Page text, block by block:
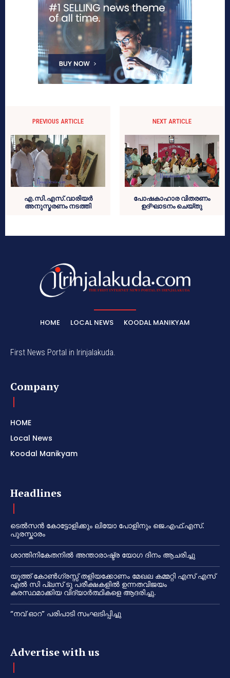
PREVIOUS ARTICLE
എ.സി.എസ്.വാരിയര്‍
അനുസ്മരണം നടത്തി
NEXT ARTICLE
പോഷകാഹാര വിതരണം
ഉദ്ഘാടനം ചെയ്തു
HOME LOCAL NEWS KOODAL MANIKYAM
First News Portal in Irinjalakuda.
Company
HOME
Local News
Koodal Manikyam
Headlines
ടെൽസൻ കോട്ടോളിക്കും ലിയോ പോളിനും ജെ.എഫ്.എസ്.
പുരസ്കാരം
ശാന്തിനികേതനിൽ അന്താരാഷ്ട്ര യോഗ ദിനം ആചരിച്ചു
യൂത്ത് കോൺഗ്രസ്സ് തളിയക്കോണം മേഖല കമ്മറ്റി എസ് എസ്
എൽ സി പ്ലസ് ടു പരീക്ഷകളിൽ ഉന്നതവിജയം
കരസ്ഥമാക്കിയ വിദ്യാർത്ഥികളെ ആദരിച്ചു.
“നവ് ഓറ” പരിപാടി സംഘടിപ്പിച്ചു
Advertise with us